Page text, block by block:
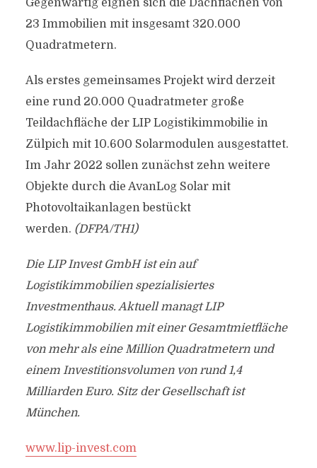
Gegenwärtig eignen sich die Dachflächen von
23 Immobilien mit insgesamt 320.000
Quadratmetern.
Als erstes gemeinsames Projekt wird derzeit
eine rund 20.000 Quadratmeter große
Teildachfläche der LIP Logistikimmobilie in
Zülpich mit 10.600 Solarmodulen ausgestattet.
Im Jahr 2022 sollen zunächst zehn weitere
Objekte durch die AvanLog Solar mit
Photovoltaikanlagen bestückt
werden. (DFPA/TH1)
Die LIP Invest GmbH ist ein auf
Logistikimmobilien spezialisiertes
Investmenthaus. Aktuell managt LIP
Logistikimmobilien mit einer Gesamtmietfläche
von mehr als eine Million Quadratmetern und
einem Investitionsvolumen von rund 1,4
Milliarden Euro. Sitz der Gesellschaft ist
München.
www.lip-invest.com